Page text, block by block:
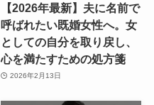
【2026年最新】夫に名前で
呼ばれたい既婚女性へ。女
としての自分を取り戻し、
心を満たすための処方箋
2026年2月13日